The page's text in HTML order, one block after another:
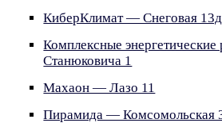
КиберКлимат — Снеговая 13д
Комплексные
Станюковича 1
Махаон — Лазо 11
Пирамида — Комсомольская